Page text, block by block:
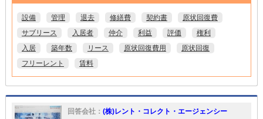
設備 管理 退去 修繕費 契約書
原状回復費
サブリース
入居者 仲介 利益 評価
権利
入居
築年数 リース 原状回復費用
原状回復
フリーレント
賃料
回答会社： (株)レント・コレクト・エージェンシー